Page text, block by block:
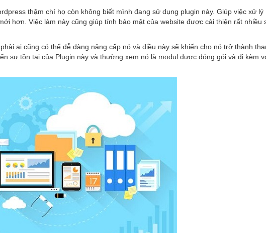
thậm chí họ còn không biết mình đang sử dụng plugin này. Giúp việc xử lý
hơn. Việc làm này cũng giúp tính bảo mật của website được cải thiện rất nhiều
ai cũng có thể dễ dàng nâng cấp nó và điều này sẽ khiến cho nó trở thành
sự tồn tại của Plugin này và thường xem nó là modul được đóng gói và đi kèm